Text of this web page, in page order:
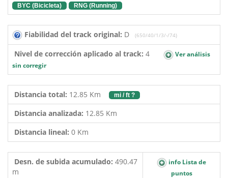
BYC (Bicicleta) RNG (Running)
Fiabilidad del track original: D (650/40/1/3/-/74)
Nivel de corrección aplicado al track: 4
Ver análisis
sin corregir
Distancia total: 12.85 Km mi / ft ?
Distancia analizada: 12.85 Km
Distancia lineal: 0 Km
Desn. de subida acumulado: 490.47
m
info Lista de
puntos